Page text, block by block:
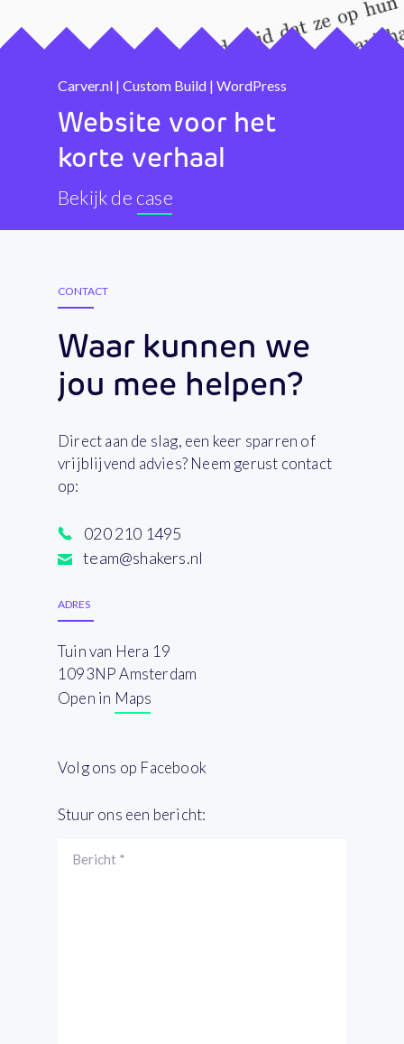
Carver.nl | Custom Build | WordPress
Website voor het
korte verhaal
Bekijk de case
CONTACT
Waar kunnen we
jou mee helpen?
Direct aan de slag, een keer sparren of
vrijblijvend advies? Neem gerust contact
op:
020 210 1495
team@shakers.nl
ADRES
Tuin van Hera 19
1093NP Amsterdam
Open in Maps
Volg ons op Facebook
Stuur ons een bericht: